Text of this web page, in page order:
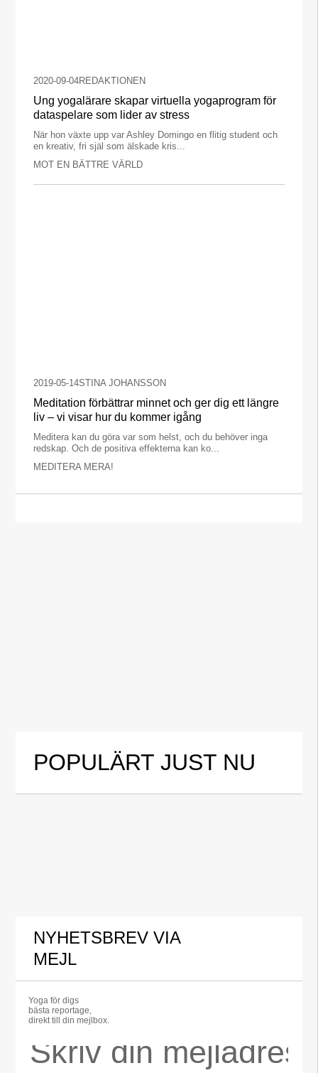
2020-09-04REDAKTIONEN
Ung yogalärare skapar virtuella yogaprogram för
dataspelare som lider av stress
När hon växte upp var Ashley Domingo en flitig student och
en kreativ, fri själ som älskade kris...
MOT EN BÄTTRE VÄRLD
2019-05-14STINA JOHANSSON
Meditation förbättrar minnet och ger dig ett längre
liv – vi visar hur du kommer igång
Meditera kan du göra var som helst, och du behöver inga
redskap. Och de positiva effekterna kan ko...
MEDITERA MERA!
POPULÄRT JUST NU
NYHETSBREV VIA
MEJL
Yoga för digs
bästa reportage,
direkt till din mejlbox.